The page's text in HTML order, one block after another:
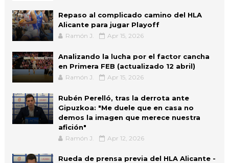
Repaso al complicado camino del HLA
Alicante para jugar Playoff
Ramón J. Apr 15, 2026
Analizando la lucha por el factor cancha
en Primera FEB (actualizado 12 abril)
Ramón J. Apr 15, 2026
Rubén Perelló, tras la derrota ante
Gipuzkoa: "Me duele que en casa no
demos la imagen que merece nuestra
afición"
Ramón J. Apr 12, 2026
Rueda de prensa previa del HLA Alicante -